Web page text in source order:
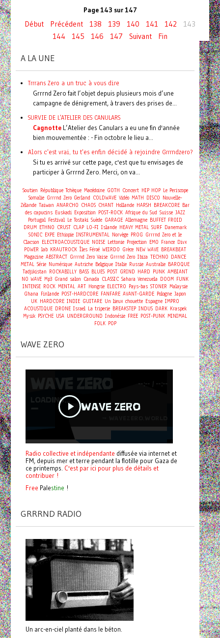
Page 143 sur 147
Début Précédent 138 139 140 141 142
143
144
145 146 147 Suivant Fin
A LA UNE
Trrrans Zero a un truc à vous dire
Grrrnd Zero fait l’objet depuis plusieurs mois d’une
campagne de dénigrement, à travers des prises de...
SURVIE DE L'ATELIER DES CANULARS
CagnotteL’Atelier des Canulars a eu une fin d'année
bien mouvementée : - Fin octobre le lieu a...
Alors c'est vrai, tu t'es enfin décidé à rejoindre Grrrndzero?
Si tu es arrivé sur cette page, c'est que tu envisages de
participer à Grrrnd Zero. Merci, on va...
Soutien République Tchèque Macédoine GOTH Concert HIP HOP Le Periscope
Somalie Grrrnd Zero Gerland COLDWAVE Vidéo MATH DISCO Nouvelle-
Zélande Taiwan ANARCHO CHAOS CHANT Hollande HARSH BREAKCORE Bar
des capucins Euskadi Exposition POST-ROCK Afrique du Sud Suisse JAZZ
Portugal Festival Le Tostaki Suède GARAGE Allemagne BUFFET FROID
DRUM ETHNO CRUST CLAP LO-FI Islande HEAVY METAL SURF Danemark
SONIC EXPE Ethiopie INSTRUMENTAL Norvège PROG Grrrnd Zero et le
Clacson ELECTROACOUSTIQUE NOISE Lettonie Projection EMO France Divx
POWER lab KRAUTROCK Îles Féroé WEIRDO Grèce NEW WAVE BREAKBEAT
Magazine ABSTRACT Grrrnd Zero Vaise Grrrnd Zero Ibiza TECHNO DANCE
METAL Série Numérique Autriche Belgique Italie Russie Australie BAROQUE
Tadjikistan ROCKABILLY BASS BLUES POST GRIND HARD PUNK AMBIANT
NO WAVE Mp3 Grand salon Canada CLASSIC Sahara Venezuela DOOM FUNK
INTENSE ROCK MENTAL ART Hongrie ELECTRO Pays-bas STONER Malaysie
Ghana Finlande POST-HARDCORE FANFARE AVANT-GARDE Pologne Japon
UK HARDCORE INDIE GUITARE Un lieux chouette Espagne IMPRO
ACOUSTIQUE DRONE Israel La triperie BREAKSTEP INDUS DARK Kraspek
Mysik PSYCHE USA UNDERGROUND Indonésie FREE POST-PUNK MINIMAL
FOLK POP
WAVE ZERO
Radio collective et indépendante diffusée via internet et
FM, depuis mer et terre pendant la flotille pour Gaza de
ce printemps. C'est par ici pour plus de détails et
contribuer !
Free Palestine !
GRRRND RADIO
Un arc-en-ciel planté dans le béton.